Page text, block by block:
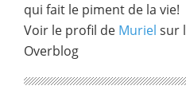
qui fait le piment de la vie!
Voir le profil de Muriel sur
Overblog